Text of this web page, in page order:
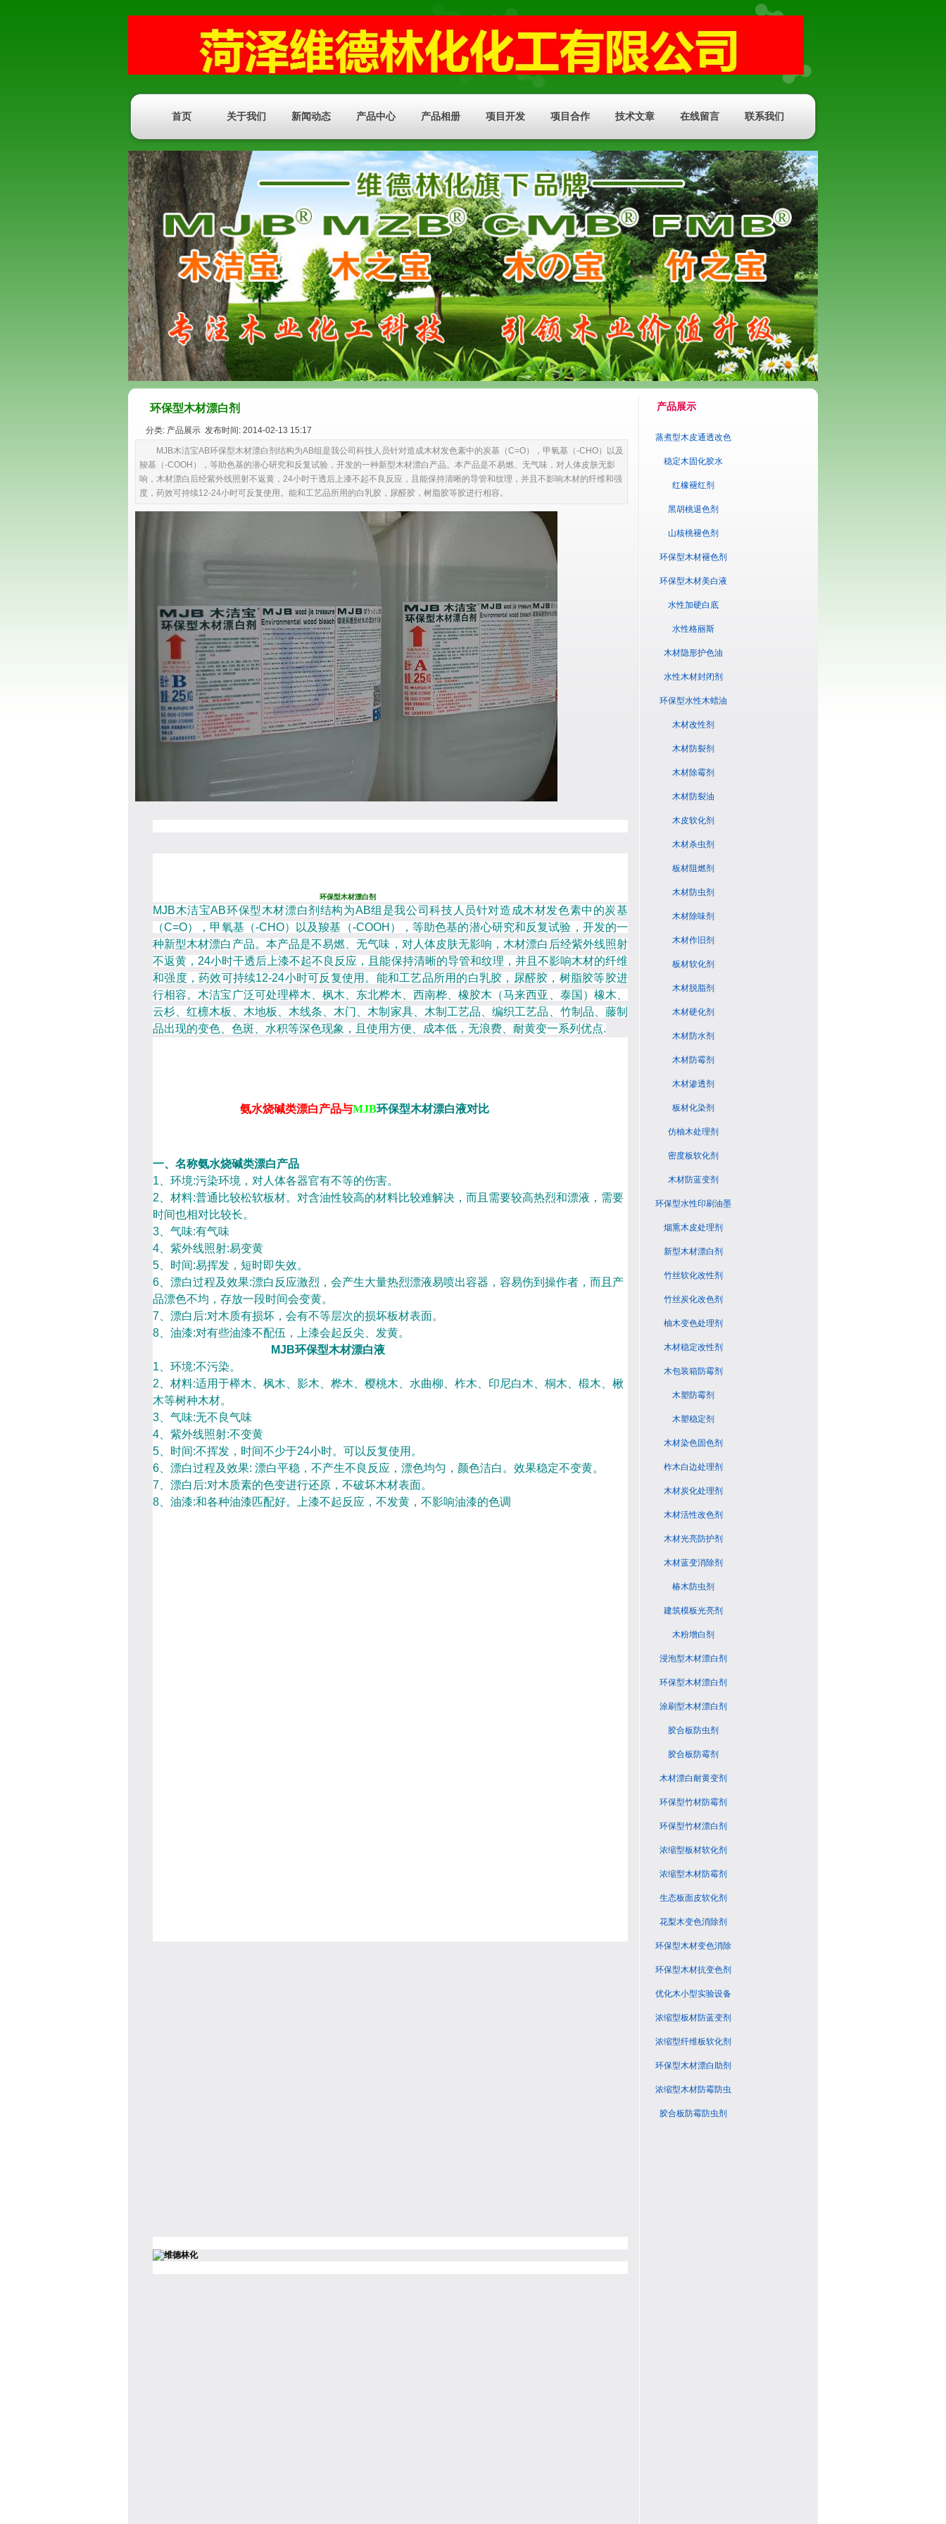
首页 关于我们 新闻动态 产品中心 产品相册 项目开发 项目合作 技术文章 在线留言 联系我们
环保型木材漂白剂
分类: 产品展示 发布时间: 2014-02-13 15:17
MJB木洁宝AB环保型木材漂白剂结构为AB组是我公司科技人员针对造成木材发色素中的炭基（C=O），甲氧基（-CHO）以及
羧基（-COOH），等助色基的潜心研究和反复试验，开发的一种新型木材漂白产品。本产品是不易燃、无气味，对人体皮肤无影
响，木材漂白后经紫外线照射不返黄，24小时干透后上漆不起不良反应，且能保持清晰的导管和纹理，并且不影响木材的纤维和强
度，药效可持续12-24小时可反复使用。能和工艺品所用的白乳胶，尿醛胶，树脂胶等胶进行相容。
环保型木材漂白剂
MJB木洁宝AB环保型木材漂白剂结构为AB组是我公司科技人员针对造成木材发色素中的炭基
（C=O），甲氧基（-CHO）以及羧基（-COOH），等助色基的潜心研究和反复试验，开发的一
种新型木材漂白产品。本产品是不易燃、无气味，对人体皮肤无影响，木材漂白后经紫外线照射
不返黄，24小时干透后上漆不起不良反应，且能保持清晰的导管和纹理，并且不影响木材的纤维
和强度，药效可持续12-24小时可反复使用。能和工艺品所用的白乳胶，尿醛胶，树脂胶等胶进
行相容。木洁宝广泛可处理榉木、枫木、东北桦木、西南桦、橡胶木（马来西亚、泰国）橡木、
云杉、红檩木板、木地板、木线条、木门、木制家具、木制工艺品、编织工艺品、竹制品、藤制
品出现的变色、色斑、水积等深色现象，且使用方便、成本低，无浪费、耐黄变一系列优点.
氨水烧碱类漂白产品与MJB环保型木材漂白液对比
一、名称氨水烧碱类漂白产品
1 、环境:污染环境，对人体各器官有不等的伤害。
2 、材料:普通比较松软板材。对含油性较高的材料比较难解决，而且需要较高热烈和漂液，需要
时间也相对比较长。
3 、气味:有气味
4 、紫外线照射:易变黄
5 、时间:易挥发，短时即失效。
6 、漂白过程及效果:漂白反应激烈，会产生大量热烈漂液易喷出容器，容易伤到操作者，而且产
品漂色不均，存放一段时间会变黄。
7 、漂白后:对木质有损坏，会有不等层次的损坏板材表面。
8 、油漆:对有些油漆不配伍，上漆会起反尖、发黄。
MJB环保型木材漂白液
1 、环境:不污染。
2 、材料:适用于榉木、枫木、影木、桦木、樱桃木、水曲柳、柞木、印尼白木、桐木、椴木、楸
木等树种木材。
3 、气味:无不良气味
4 、紫外线照射:不变黄
5 、时间:不挥发，时间不少于24小时。可以反复使用。
6 、漂白过程及效果: 漂白平稳，不产生不良反应，漂色均匀，颜色洁白。效果稳定不变黄。
7 、漂白后:对木质素的色变进行还原，不破坏木材表面。
8 、油漆:和各种油漆匹配好。上漆不起反应，不发黄，不影响油漆的色调
产品展示
蒸煮型木皮通透改色
稳定木固化胶水
红橡褪红剂
黑胡桃退色剂
山核桃褪色剂
环保型木材褪色剂
环保型木材美白液
水性加硬白底
水性格丽斯
木材隐形护色油
水性木材封闭剂
环保型水性木蜡油
木材改性剂
木材防裂剂
木材除霉剂
木材防裂油
木皮软化剂
木材杀虫剂
板材阻燃剂
木材防虫剂
木材除味剂
木材作旧剂
板材软化剂
木材脱脂剂
木材硬化剂
木材防水剂
木材防霉剂
木材渗透剂
板材化染剂
仿柚木处理剂
密度板软化剂
木材防蓝变剂
环保型水性印刷油墨
烟熏木皮处理剂
新型木材漂白剂
竹丝软化改性剂
竹丝炭化改色剂
柚木变色处理剂
木材稳定改性剂
木包装箱防霉剂
木塑防霉剂
木塑稳定剂
木材染色固色剂
柞木白边处理剂
木材炭化处理剂
木材活性改色剂
木材光亮防护剂
木材蓝变消除剂
椿木防虫剂
建筑模板光亮剂
木粉增白剂
浸泡型木材漂白剂
环保型木材漂白剂
涂刷型木材漂白剂
胶合板防虫剂
胶合板防霉剂
木材漂白耐黄变剂
环保型竹材防霉剂
环保型竹材漂白剂
浓缩型板材软化剂
浓缩型木材防霉剂
生态板面皮软化剂
花梨木变色消除剂
环保型木材变色消除
环保型木材抗变色剂
优化木小型实验设备
浓缩型板材防蓝变剂
浓缩型纤维板软化剂
环保型木材漂白助剂
浓缩型木材防霉防虫
胶合板防霉防虫剂